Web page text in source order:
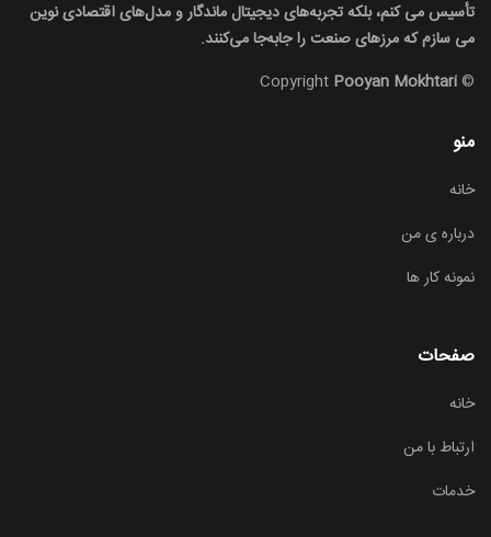
تأسیس می کنم، بلکه تجربه‌های دیجیتال ماندگار و مدل‌های اقتصادی نوین
می سازم که مرزهای صنعت را جابه‌جا می‌کنند.
© Copyright
Pooyan Mokhtari
منو
خانه
درباره ی من
نمونه کار ها
صفحات
خانه
ارتباط با من
خدمات